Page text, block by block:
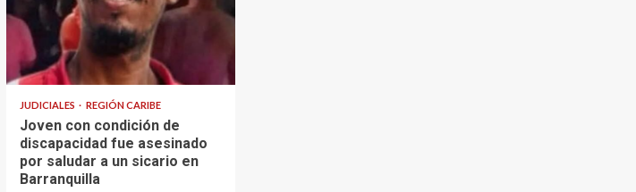
1 min read
JUDICIALES REGIÓN CARIBE
Joven con condición de
discapacidad fue asesinado
por saludar a un sicario en
Barranquilla